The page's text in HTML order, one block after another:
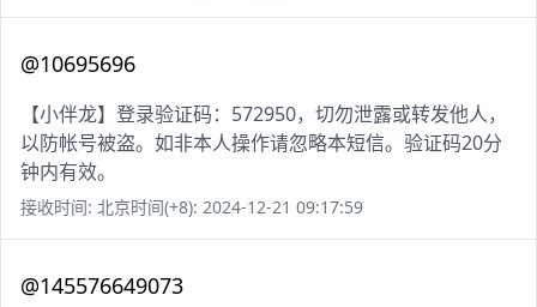
@10695696
【小伴龙】登录验证码：572950，切勿泄露或转发他人，
以防帐号被盗。如非本人操作请忽略本短信。验证码20分
钟内有效。
接收时间: 北京时间(+8): 2024-12-21 09:17:59
@145576649073